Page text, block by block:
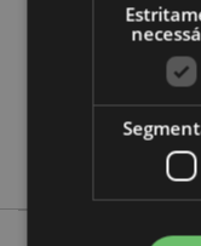
0.014000
Não
Asterix &